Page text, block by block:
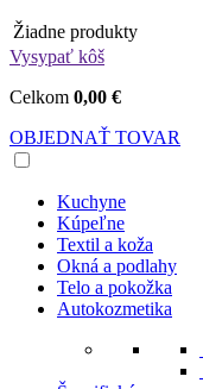
Žiadne produkty
Vysypať kôš
Celkom 0,00 €
OBJEDNAŤ TOVAR
Kuchyne
Kúpeľne
Textil a koža
Okná a podlahy
Telo a pokožka
Autokozmetika